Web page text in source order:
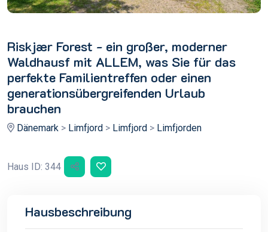
Riskjær Forest - ein großer, moderner
Waldhausf mit ALLEM, was Sie für das
perfekte Familientreffen oder einen
generationsübergreifenden Urlaub
brauchen
Dänemark > Limfjord > Limfjord > Limfjorden
Haus ID: 344
Hausbeschreibung